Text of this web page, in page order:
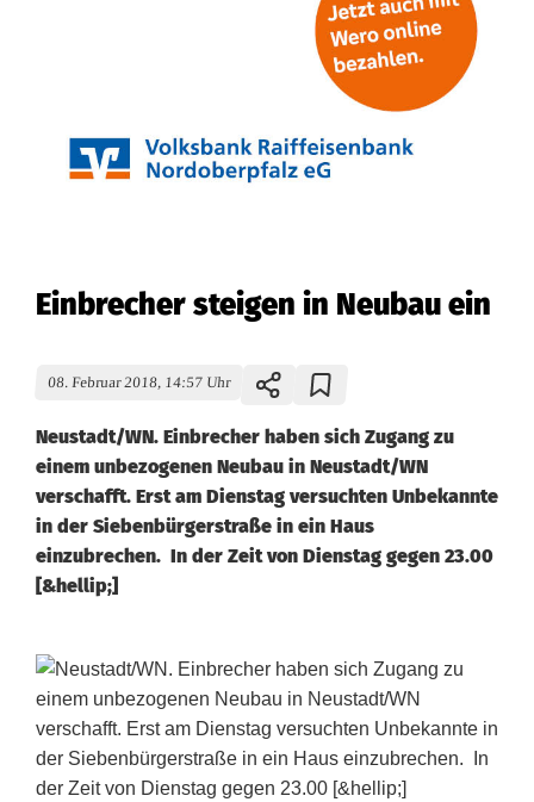
Einbrecher steigen in Neubau ein
08. Februar 2018, 14:57 Uhr
Neustadt/WN. Einbrecher haben sich Zugang zu
einem unbezogenen Neubau in Neustadt/WN
verschafft. Erst am Dienstag versuchten Unbekannte
in der Siebenbürgerstraße in ein Haus
einzubrechen. In der Zeit von Dienstag gegen 23.00
[&hellip;]